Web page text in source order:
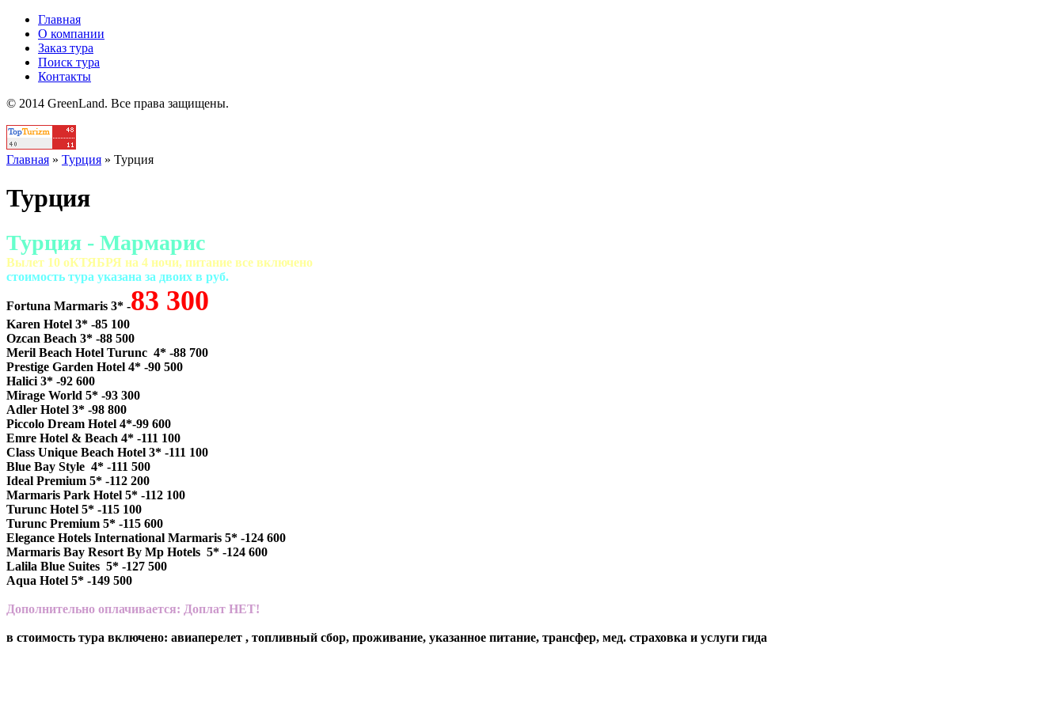
Главная
О компании
Заказ тура
Поиск тура
Контакты
© 2014 GreenLand. Все права защищены.
Главная » Турция » Турция
Турция
Турция - Мармарис
Вылет 10 оКТЯБРЯ на 4 ночи, питание все включено
cтоимость тура указана за двоих в руб.
Fortuna Marmaris 3* -83 300
Karen Hotel 3* -85 100
Ozcan Beach 3* -88 500
Meril Beach Hotel Turunc 4* -88 700
Prestige Garden Hotel 4* -90 500
Halici 3* -92 600
Mirage World 5* -93 300
Adler Hotel 3* -98 800
Piccolo Dream Hotel 4*-99 600
Emre Hotel & Beach 4* -111 100
Class Unique Beach Hotel 3* -111 100
Blue Bay Style 4* -111 500
Ideal Premium 5* -112 200
Marmaris Park Hotel 5* -112 100
Turunc Hotel 5* -115 100
Turunc Premium 5* -115 600
Elegance Hotels International Marmaris 5* -124 600
Marmaris Bay Resort By Mp Hotels 5* -124 600
Lalila Blue Suites 5* -127 500
Aqua Hotel 5* -149 500
Дополнительно оплачивается: Доплат НЕТ!
в стоимость тура включено: авиаперелет , топливный сбор, проживание, указанное питание, трансфер, мед. страховка и услуги гида